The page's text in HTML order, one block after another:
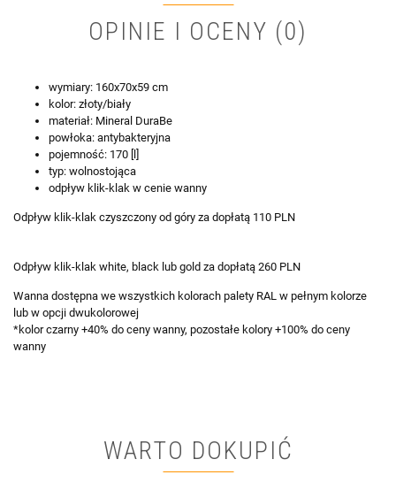
OPINIE I OCENY (0)
wymiary: 160x70x59 cm
kolor: złoty/biały
materiał: Mineral DuraBe
powłoka: antybakteryjna
pojemność: 170 [l]
typ: wolnostojąca
odpływ klik-klak w cenie wanny
Odpływ klik-klak czyszczony od góry za dopłatą 110 PLN
Odpływ klik-klak white, black lub gold za dopłatą 260 PLN
Wanna dostępna we wszystkich kolorach palety RAL w pełnym kolorze
lub w opcji dwukolorowej
*kolor czarny +40% do ceny wanny, pozostałe kolory +100% do ceny
wanny
WARTO DOKUPIĆ